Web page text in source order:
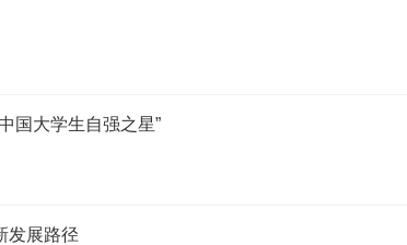
国大学生自强之星”
发展路径